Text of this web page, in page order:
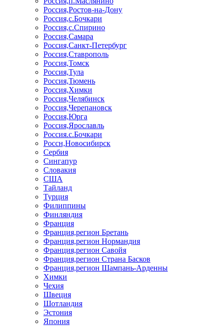
Россия,Ростов-на-Дону
Россия,с.Бочкари
Россия,с.Спирино
Россия,Самара
Россия,Санкт-Петербург
Россия,Ставрополь
Россия,Томск
Россия,Тула
Россия,Тюмень
Россия,Химки
Россия,Челябинск
Россия,Черепановск
Россия,Юрга
Россия,Ярославль
Россия.с.Бочкари
Россн,Новосибирск
Сербия
Сингапур
Словакия
США
Тайланд
Турция
Филиппины
Финляндия
Франция
Франция,регион Бретань
Франция,регион Нормандия
Франция,регион Савойя
Франция,регион Страна Басков
Франция,регион Шампань-Арденны
Химки
Чехия
Швеция
Шотландия
Эстония
Япония